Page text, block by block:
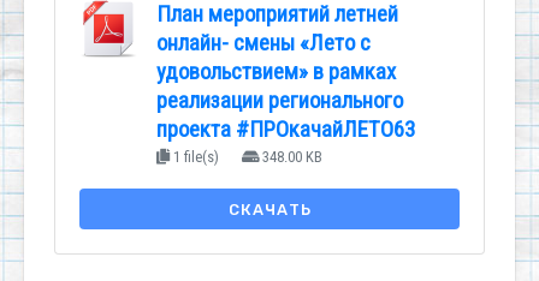
План мероприятий летней
онлайн- смены «Лето с
удовольствием» в рамках
реализации регионального
проекта #ПРОкачайЛЕТО63
1 file(s) 348.00 KB
СКАЧАТЬ